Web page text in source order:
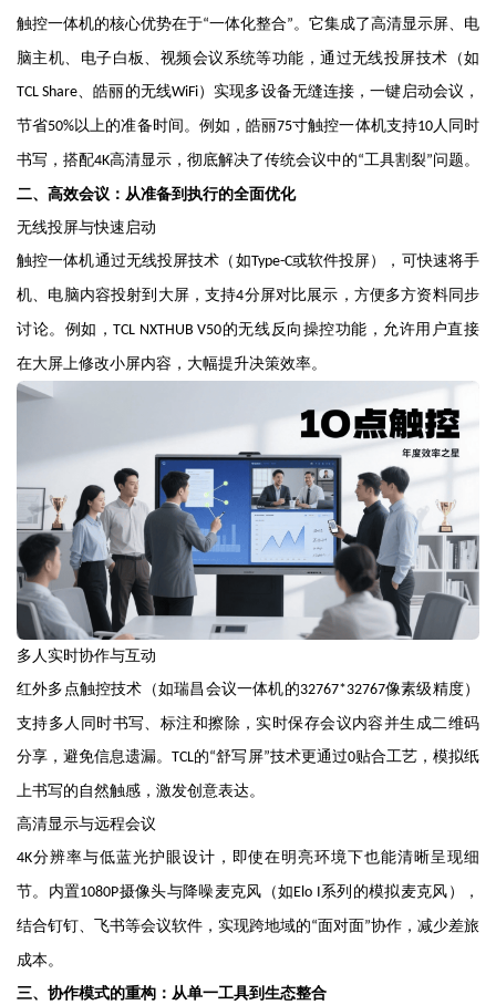
触控一体机的核心优势在于“一体化整合” 。它集成了高清显示屏、电
脑主机、电子白板、视频会议系统等功能，通过无线投屏技术（如
TCL Share 、皓丽的无线WiFi）实现多设备无缝连接，一键启动会议，
节省50%以上的准备时间。例如，皓丽75寸触控一体机支持10人同时
书写，搭配4K高清显示，彻底解决了传统会议中的“工具割裂”问题。
二、高效会议：从准备到执行的全面优化
无线投屏与快速启动
触控一体机通过无线投屏技术（如Type-C或软件投屏），可快速将手
机、电脑内容投射到大屏，支持4分屏对比展示，方便多方资料同步
讨论。例如，TCL NXTHUB V50的无线反向操控功能，允许用户直接
在大屏上修改小屏内容，大幅提升决策效率。
多人实时协作与互动
红外多点触控技术（如瑞昌会议一体机的32767*32767像素级精度）
支持多人同时书写、标注和擦除，实时保存会议内容并生成二维码
分享，避免信息遗漏。TCL的“舒写屏”技术更通过0贴合工艺，模拟纸
上书写的自然触感，激发创意表达。
高清显示与远程会议
4K分辨率与低蓝光护眼设计，即使在明亮环境下也能清晰呈现细
节。内置1080P摄像头与降噪麦克风（如 Elo I 系列的模拟麦克风），
结合钉钉、飞书等会议软件，实现跨地域的“面对面”协作，减少差旅
成本。
三、协作模式的重构：从单一工具到生态整合